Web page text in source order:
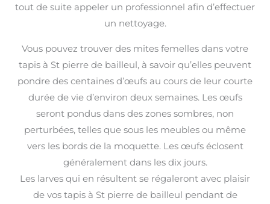
tout de suite appeler un professionnel afin d’effectuer
un nettoyage.
Vous pouvez trouver des mites femelles dans votre
tapis à St pierre de bailleul, à savoir qu’elles peuvent
pondre des centaines d’œufs au cours de leur courte
durée de vie d’environ deux semaines. Les œufs
seront pondus dans des zones sombres, non
perturbées, telles que sous les meubles ou même
vers les bords de la moquette. Les œufs éclosent
généralement dans les dix jours.
Les larves qui en résultent se régaleront avec plaisir
de vos tapis à St pierre de bailleul pendant de